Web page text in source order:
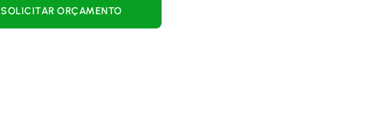
SOLICITAR ORÇAMENTO